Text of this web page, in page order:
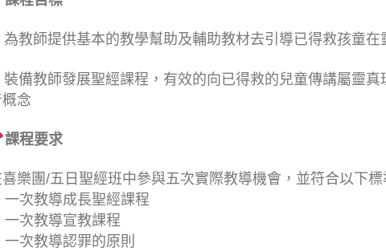
為教師提供基本的教學幫助及輔助教材去引導已得救孩童在
裝備教師發展聖經課程，有效的向已得救的兒童傳講屬靈
念
課程要求
樂團/五日聖經班中參與五次實際教導機會，並符合以下標
一次教導成長聖經課程
一次教導宣教課程
一次教導認罪的原則